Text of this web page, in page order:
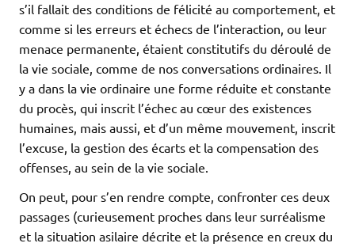
s’il fallait des conditions de félicité au comportement, et
comme si les erreurs et échecs de l’interaction, ou leur
menace permanente, étaient constitutifs du déroulé de
la vie sociale, comme de nos conversations ordinaires. Il
y a dans la vie ordinaire une forme réduite et constante
du procès, qui inscrit l’échec au cœur des existences
humaines, mais aussi, et d’un même mouvement, inscrit
l’excuse, la gestion des écarts et la compensation des
offenses, au sein de la vie sociale.
On peut, pour s’en rendre compte, confronter ces deux
passages (curieusement proches dans leur surréalisme
et la situation asilaire décrite et la présence en creux du